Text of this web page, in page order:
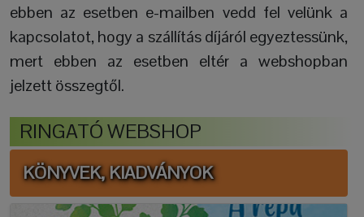
ebben az esetben e-mailben vedd fel velünk a
kapcsolatot, hogy a szállítás díjáról egyeztessünk,
mert ebben az esetben eltér a webshopban
jelzett összegtől.
RINGATÓ WEBSHOP
KÖNYVEK, KIADVÁNYOK